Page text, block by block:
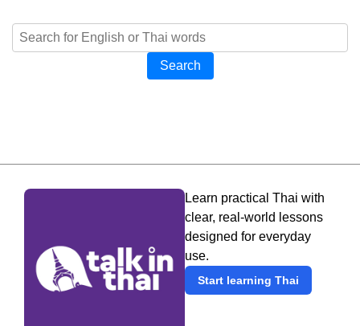
Search
Learn practical Thai with
clear, real-world lessons
designed for everyday
use.
Start learning Thai